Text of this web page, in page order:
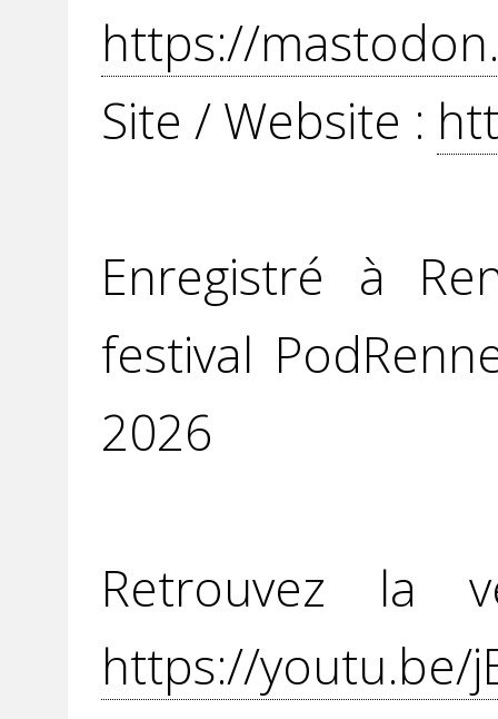
https://
Site / Website :
Enregistré à
festival
2026
Retrouvez la
https://youtu.be/